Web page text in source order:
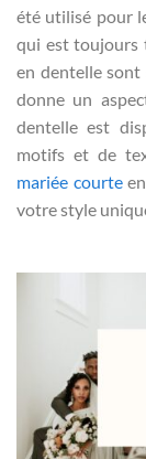
été utilisé pour
qui est toujours
en dentelle
donne un
dentelle est
motifs et de
mariée courteen
votre style